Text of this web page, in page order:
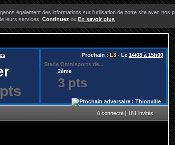
également des informations sur l'utilisation de notre site avec nos
leurs services. Continuez ou En savoir plus
Prochain : L3- Le 14/08 à 15h00
Stade Omnisports de...
2ème
3 pts
0 connecté | 181 invités